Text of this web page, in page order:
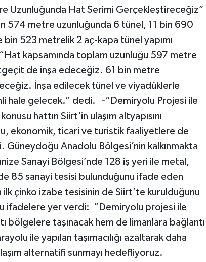
Uzunluğunda Hat Serimi Gerçekleştireceğiz”
574 metre uzunluğunda 6 tünel, 11 bin 690
523 metrelik 2 aç-kapa tünel yapımı
kapsamında toplam uzunluğu 597 metre
de inşa edeceğiz. 61 bin metre
İnşa edilecek tünel ve viyadüklerle
hale gelecek.” dedi. -“Demiryolu Projesi ile
hattın Siirt'in ulaşım altyapısını
ekonomik, ticari ve turistik faaliyetlere de
Güneydoğu Anadolu Bölgesi’nin kalkınmakta
Sanayi Bölgesi’nde 128 iş yeri ile metal,
85 sanayi tesisi bulunduğunu ifade eden
ilk çinko izabe tesisinin de Siirt’te kurulduğunu
ifadelere yer verdi: “Demiryolu projesi ile
bölgelere taşınacak hem de limanlara bağlantı
ile yapılan taşımacılığı azaltarak daha
alternatifi sunmayı hedefliyoruz.